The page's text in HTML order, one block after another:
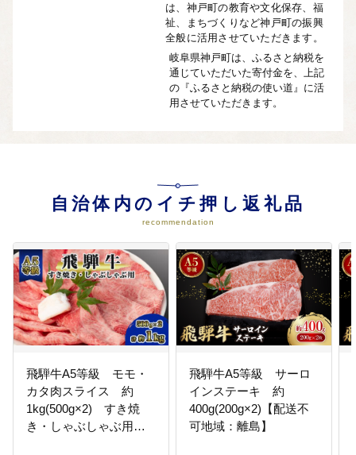
は、神戸町の教育や文化保存、福
祉、まちづくりなど神戸町の振興
全般に活用させていただきます。
岐阜県神戸町は、ふるさと納税を
通じていただいた寄付金を、上記
の『ふるさと納税の使い道』に活
用させていただきます。
自治体内のイチ押し返礼品
recommendation
飛騨牛A5等級 モモ・
カタ肉スライス 約
1kg(500g×2) すき焼
き・しゃぶしゃぶ用
飛騨牛A5等級 サーロ
インステーキ 約
400g(200g×2)【配送不
可地域：離島】